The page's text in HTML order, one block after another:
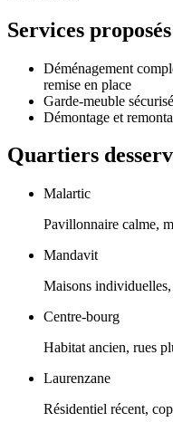
Services
Déménagement
remise en place
Garde-meuble
Démontage et
Quartiers
Malartic
Pavillonnaire calme,
Mandavit
Maisons
Centre-bourg
Habitat ancien, rues
Laurenzane
Résidentiel récent,